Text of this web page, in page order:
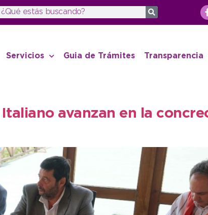
Servicios Guia de Trámites Transparencia
avanzan en la